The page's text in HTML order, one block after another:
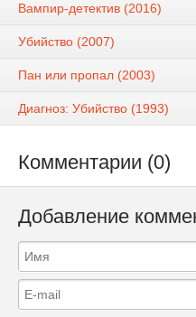
Вампир-детектив (2016)
Убийство (2007)
Пан или пропал (2003)
Диагноз: Убийство (1993)
Комментарии (0)
Добавление